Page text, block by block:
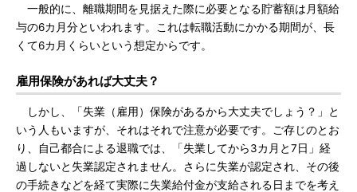
一般的に、離職期間を見据えた際に必要となる貯蓄額は月額給
与の6カ月分といわれます。これは転職活動にかかる期間が、長
くて6カ月くらいという想定からです。
雇用保険があれば大丈夫？
しかし、「失業（雇用）保険があるから大丈夫でしょう？」と
いう人もいますが、それはそれで注意が必要です。ご存じのとお
り、自己都合による退職では、「失業してから3カ月と7日」経
過しないと失業認定されません。さらに失業が認定され、その後
の手続きなどを経て実際に失業給付金が支給される日までを考え